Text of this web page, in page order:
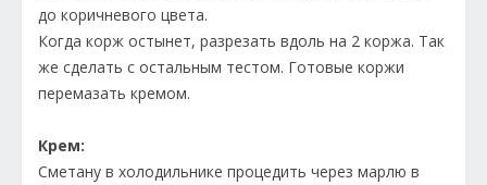
до коричневого цвета.
Когда корж остынет, разрезать вдоль на 2 коржа. Так
же сделать с остальным тестом. Готовые коржи
перемазать кремом.
Крем:
Сметану в холодильнике процедить через марлю в